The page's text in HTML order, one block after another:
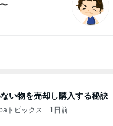
い物を売却し購入する秘訣
トピックス 1日前